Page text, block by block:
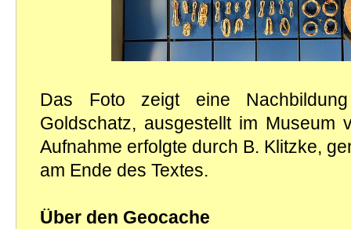
Das Foto zeigt eine
Goldschatz, ausgestellt im Museum
Aufnahme erfolgte durch B. Klitzke,
am Ende des Textes.
Über den Geocache